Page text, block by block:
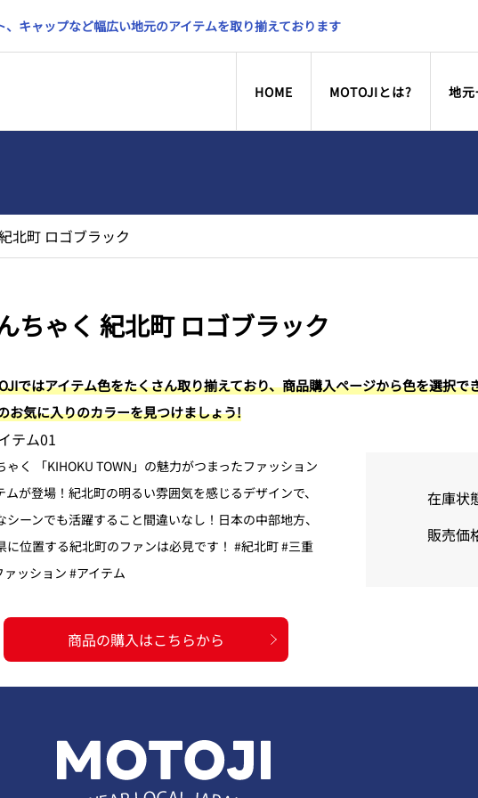
キャップなど幅広い地元のアイテムを取り揃えております
HOME MOTOJIとは? 地
北町 ロゴブラック
ちゃく 紀北町 ロゴブラック
ではアイテム色をたくさん取り揃えており、商品購入ページから色を選択で
お気に入りのカラーを見つけましょう!
ゃく 「KIHOKU TOWN」の魅力がつまったファッション
ムが登場！紀北町の明るい雰囲気を感じるデザインで、
シーンでも活躍すること間違いなし！日本の中部地方、
に位置する紀北町のファンは必見です！ #紀北町 #三重
ァッション #アイテム
商品の購入はこちらから
在庫状
販売価